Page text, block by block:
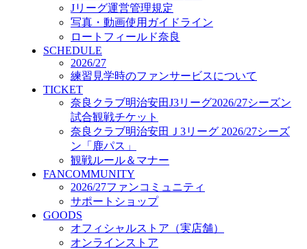
ACADEMY
アカデミーについて
プロジェクト
コーチ&スタッフ
ジュニア
ジュニアユース
ユース
練習拠点（ナラディーア）
SCHOOL
CLUB
2026/27 パートナー企業
パートナー募集
クラブ理念
クラブ情報
サステナビリティ
Web制作支援
応援プロジェクト
Jリーグ運営管理規定
写真・動画使用ガイドライン
ロートフィールド奈良
SCHEDULE
2026/27
練習見学時のファンサービスについて
TICKET
奈良クラブ明治安田J3リーグ2026/27シーズン
試合観戦チケット
奈良クラブ明治安田Ｊ3リーグ 2026/27シーズ
ン「鹿パス」
観戦ルール＆マナー
FANCOMMUNITY
2026/27ファンコミュニティ
サポートショップ
GOODS
オフィシャルストア（実店舗）
オンラインストア